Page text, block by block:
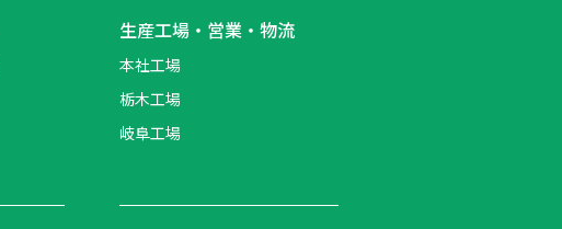
生産工場・営業・物流
本社工場
栃木工場
岐阜工場